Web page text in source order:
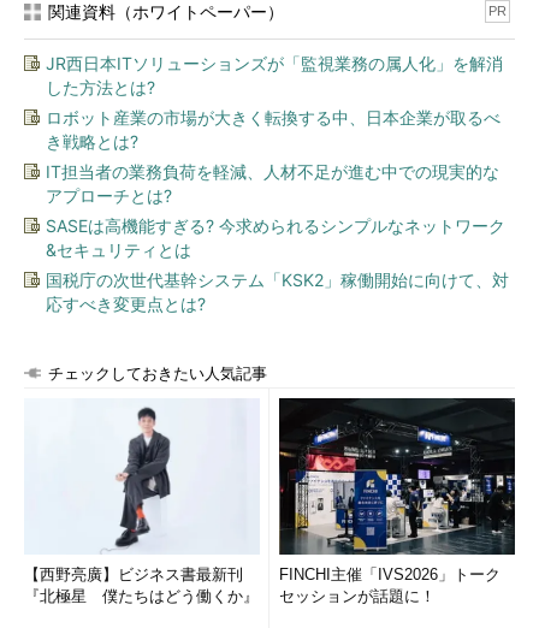
内藤氏私たちはWebサイトの開発をフルスクラッチでやってい
ます。特に多いのは、バックオフィスを含めたECサイトの開発
です。これに必要な技術はLAMP（Linux、Apache、MySQL、
PHP）と呼ばれるものだけです。
――LAMPもバージョンアップしますよね？
内藤氏 ええ。でも、ベーシックな技術なので寿命が長い。ま
が効くので、習得が早い。
ものはありました。なので、お話はよく分かります。当時は、ア
センブラやCなどのベーシックな言語を使っていました。その
後、開発リーダーとして標準化に携わった時は、Perlやシェルス
クリプトなどで開発用ユーティリティを作りました。最初にベー
シックな部分を押さえておけば、それ以降の技術習得は確かに早
い。まさにつぶしが利くという感覚です。
島田氏ただ、やはりジレンマもあります。開発生産性の向上に
は、アプリケーションフレームワークは使わざるを得ない。フレ
関連資料（ホワイトペーパー） PR
JR西日本ITソリューションズが「監視業務の属人化」を解消
した方法とは?
ロボット産業の市場が大きく転換する中、日本企業が取るべ
き戦略とは?
IT担当者の業務負荷を軽減、人材不足が進む中での現実的な
アプローチとは?
SASEは高機能すぎる? 今求められるシンプルなネットワーク
&セキュリティとは
国税庁の次世代基幹システム「KSK2」稼働開始に向けて、対
応すべき変更点とは?
チェックしておきたい人気記事
【西野亮廣】ビジネス書最新刊
『北極星 僕たちはどう働くか』
FINCHI主催「IVS2026」トーク
セッションが話題に！